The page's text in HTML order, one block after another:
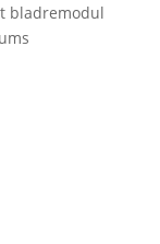
bladremodul